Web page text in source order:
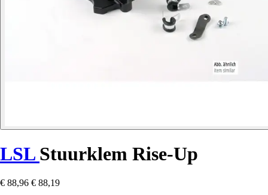
LSL Stuurklem Rise-Up
€ 88,96 € 88,19